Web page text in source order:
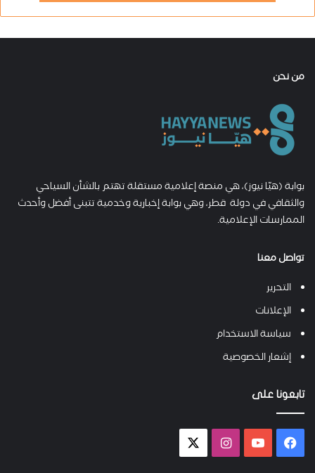
من نحن
بوابة (هيّا نيوز)، هي منصة إعلامية مستقلة تهتم بالشأن السياحي
والثقافي في دولة قطر، وهي بوابة إخبارية وخدمية تتبنى أفضل وأحدث
الممارسات الإعلامية.
تواصل معنا
التحرير
الإعلانات
سياسة الاستخدام
إشعار الخصوصية
تابعونا على
فيسبوك يوتيوب انستقرام